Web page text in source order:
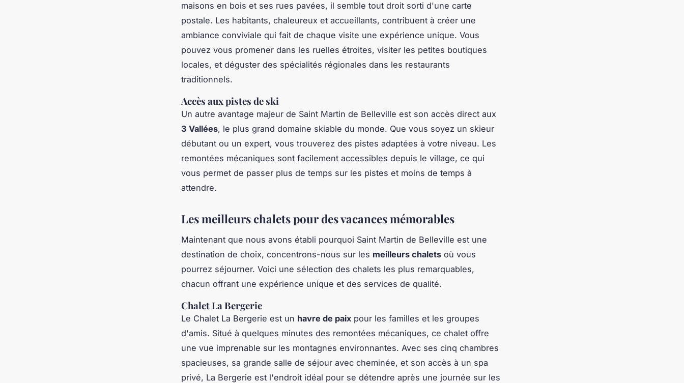
maisons en bois et ses rues pavées, il semble tout droit sorti d'une carte
postale. Les habitants, chaleureux et accueillants, contribuent à créer une
ambiance conviviale qui fait de chaque visite une expérience unique. Vous
pouvez vous promener dans les ruelles étroites, visiter les petites boutiques
locales, et déguster des spécialités régionales dans les restaurants
traditionnels.
Accès aux pistes de ski
Un autre avantage majeur de Saint Martin de Belleville est son accès direct aux
3 Vallées, le plus grand domaine skiable du monde. Que vous soyez un skieur
débutant ou un expert, vous trouverez des pistes adaptées à votre niveau. Les
remontées mécaniques sont facilement accessibles depuis le village, ce qui
vous permet de passer plus de temps sur les pistes et moins de temps à
attendre.
Les meilleurs chalets pour des vacances mémorables
Maintenant que nous avons établi pourquoi Saint Martin de Belleville est une
destination de choix, concentrons-nous sur les meilleurs chalets où vous
pourrez séjourner. Voici une sélection des chalets les plus remarquables,
chacun offrant une expérience unique et des services de qualité.
Chalet La Bergerie
Le Chalet La Bergerie est un havre de paix pour les familles et les groupes
d'amis. Situé à quelques minutes des remontées mécaniques, ce chalet offre
une vue imprenable sur les montagnes environnantes. Avec ses cinq chambres
spacieuses, sa grande salle de séjour avec cheminée, et son accès à un spa
privé, La Bergerie est l'endroit idéal pour se détendre après une journée sur les